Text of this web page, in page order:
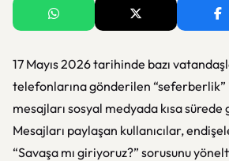
17 Mayıs 2026 tarihinde bazı
telefonlarına gönderilen “seferberlik”
mesajları sosyal medyada kısa sürede
Mesajları paylaşan kullanıcılar,
“Savaşa mı giriyoruz?” sorusunu